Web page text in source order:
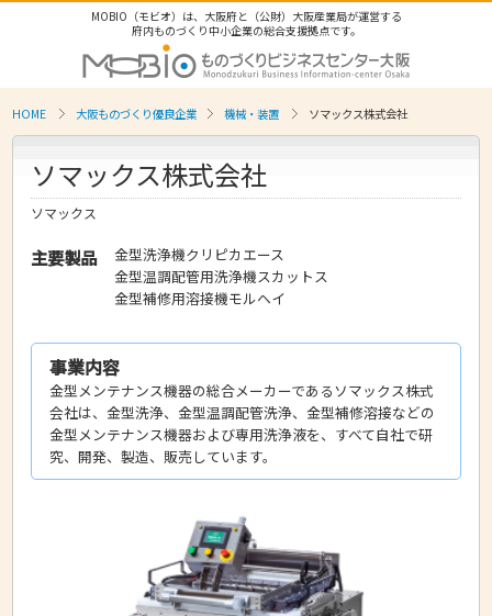
MOBIO（モビオ）は、大阪府と（公財）大阪産業局が運営する
府内ものづくり中小企業の総合支援拠点です。
HOME 大阪ものづくり優良企業 機械・装置 ソマックス株式会社
ソマックス株式会社
ソマックス
主要製品
金型洗浄機クリピカエース
金型温調配管用洗浄機スカットス
金型補修用溶接機モルヘイ
事業内容
金型メンテナンス機器の総合メーカーであるソマックス株式
会社は、金型洗浄、金型温調配管洗浄、金型補修溶接などの
金型メンテナンス機器および専用洗浄液を、すべて自社で研
究、開発、製造、販売しています。